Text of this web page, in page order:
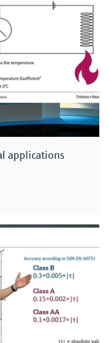
applications